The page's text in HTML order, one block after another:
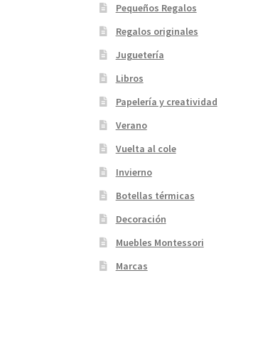
Pequeños Regalos
Regalos originales
Juguetería
Libros
Papelería y creatividad
Verano
Vuelta al cole
Invierno
Botellas térmicas
Decoración
Muebles Montessori
Marcas